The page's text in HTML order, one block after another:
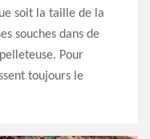
soit la taille de la
souches dans de
Pour
toujours le